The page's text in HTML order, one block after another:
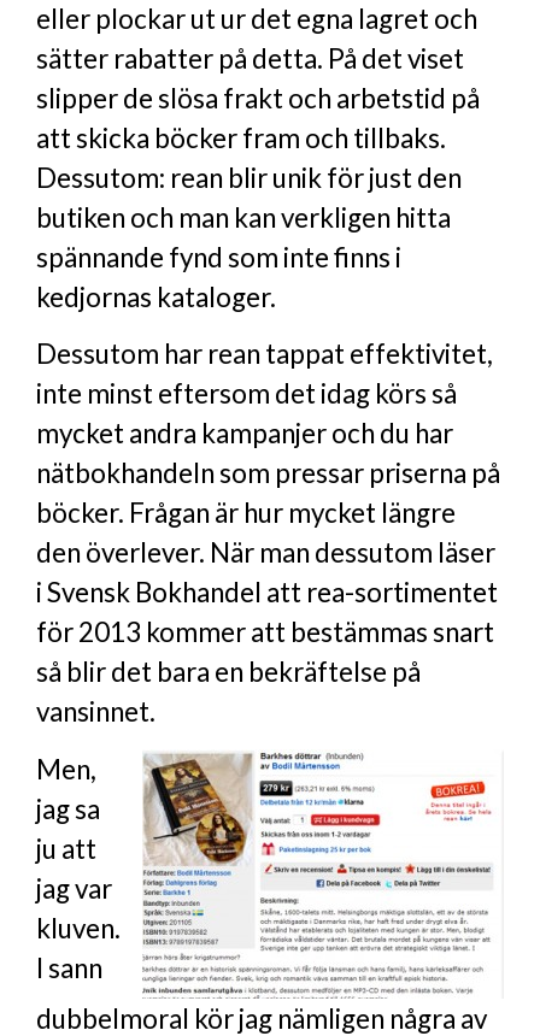
eller plockar ut ur det egna lagret och
sätter rabatter på detta. På det viset
slipper de slösa frakt och arbetstid på
att skicka böcker fram och tillbaks.
Dessutom: rean blir unik för just den
butiken och man kan verkligen hitta
spännande fynd som inte finns i
kedjornas kataloger.
Dessutom har rean tappat effektivitet,
inte minst eftersom det idag körs så
mycket andra kampanjer och du har
nätbokhandeln som pressar priserna på
böcker. Frågan är hur mycket längre
den överlever. När man dessutom läser
i Svensk Bokhandel att rea-sortimentet
för 2013 kommer att bestämmas snart
så blir det bara en bekräftelse på
vansinnet.
Men,
jag sa
ju att
jag var
kluven.
I sann
dubbelmoral kör jag nämligen några av